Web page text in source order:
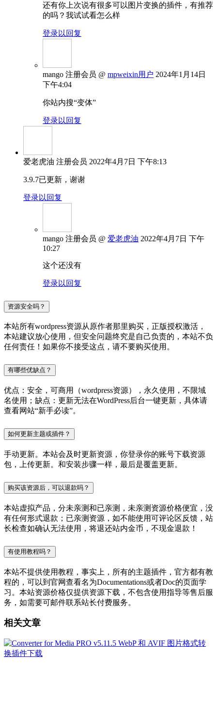
还有你上次说有很多可以图片变换的插件，有推荐
的吗？我试试看怎么样
登录以回复
mango 注册会员 @ mpweixin用户 2024年1月14日
下午4:04
你站内搜“变体”
登录以回复
爱老虎油 注册会员 2022年4月7日 下午8:13
3.9.7已更新，谢谢
登录以回复
mango 注册会员 @ 爱老虎油 2022年4月7日 下午
10:27
这个还没有
登录以回复
资源安全吗？
本站所有wordpress资源从原作者那里购买，正版授权激活，
本站建议放心使用，但安全问题终究是自己负责的，本站不负
任何责任！如果你不接受这点，请不要购买使用。
有哪些优缺点？
优点：安全，可商用（wordpress资源），永久使用，不限域
名使用；缺点：更新无法在WordPress后台一键更新，具体请
查看网站“新手必读”。
如何更新主题或插件？
手动更新。本站会及时更新资源，你登录你的账号下载资源
包，上传更新。和安装步骤一样，最后是覆盖更新。
购买该资源后，可以退款吗？
本站虚拟产品，分未亲测和已亲测，未亲测资源价格便宜，没
有任何形式退款；已亲测资源，如不能使用可评论区反馈，站
长检查如确认无法使用，将退还站内金币，不现金退款！
有使用教程吗？
本站不提供使用教程，事实上，所有的主题插件，官方都有教
程的，可以到官网查看名为Documentations或者Doc的页面学
习。本站资源价格仅提供资源下载，不包含使用指导等售后服
务，如需要可邮件联系站长付费服务。
相关文章